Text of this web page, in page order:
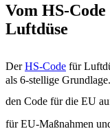
Vom HS-
Luftdüse
DerHS-Code für
als 6-stellige
den Code für die EU
für EU-Maßnahmen